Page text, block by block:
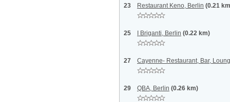
23 Restaurant Keno, Berlin (0.21
25 I Briganti, Berlin (0.22 km)
27 Cayenne- Restaurant, Bar,
29 QBA, Berlin (0.26 km)